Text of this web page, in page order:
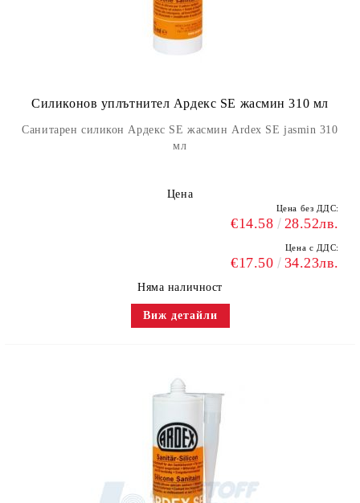
Силиконов уплътнител Ардекс SE жасмин 310 мл
Санитарен силикон Ардекс SE жасмин Ardex SE jasmin 310
мл
Цена
Цена без ДДС:
€14.58 28.52лв.
Цена с ДДС:
€17.50 34.23лв.
Няма наличност
Виж детайли